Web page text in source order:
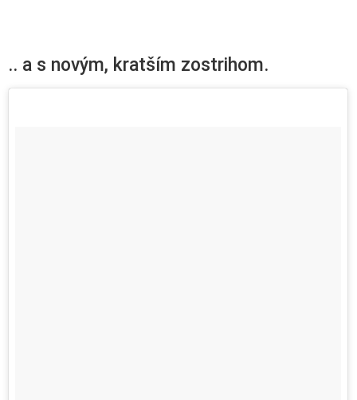
.. a s novým, kratším zostrihom.